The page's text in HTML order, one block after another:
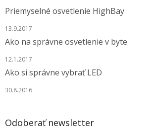
Priemyselné osvetlenie HighBay
13.9.2017
Ako na správne osvetlenie v byte
12.1.2017
Ako si správne vybrať LED
30.8.2016
Odoberať newsletter